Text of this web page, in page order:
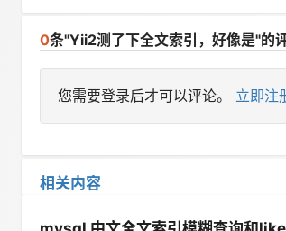
0条"Yii2测了下全文索引，好像是"的
您需要登录后才可以评论。 立即注
相关内容